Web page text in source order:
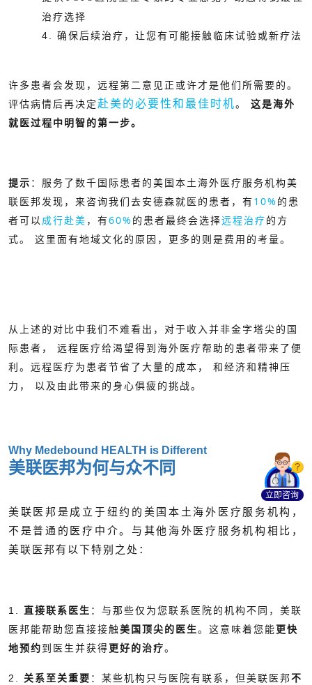
治疗选择
4. 确保后续治疗，让您有可能接触临床试验或新疗法
许多患者会发现，远程第二意见正或许才是他们所需要的。
评估病情后再决定赴美的必要性和最佳时机。
这是海外
就医过程中明智的第一步。
提示 ：服务了数千国际患者的美国本土海外医疗服务机构美
联医邦发现，来咨询我们去安德森就医的患者，有10% 的患
者可以 成行赴美 ，有60% 的患者最终会选择远程治疗的方
式。 这里面有地域文化的原因，更多的则是费用的考量。
从上述的对比中我们不难看出，对于收入并非金字塔尖的国
际患者， 远程医疗给渴望得到海外医疗帮助的患者带来了便
利。远程医疗为患者节省了大量的成本， 和经济和精神压
力， 以及由此带来的身心俱疲的挑战。
Why Medebound HEALTH is Different
美联医邦为何与众不同
美联医邦是成立于纽约的美国本土海外医疗服务机构，
不是普通的医疗中介。与其他海外医疗服务机构相比，
美联医邦有以下特别之处：
1. 直接联系医生 ：与那些仅为您联系医院的机构不同，美联
医邦能帮助您直接接触美国顶尖的医生。这意味着您能更快
地预约到医生并获得更好的治疗。
2. 关系至关重要 ：某些机构只与医院有联系，但美联医邦不
立即咨询